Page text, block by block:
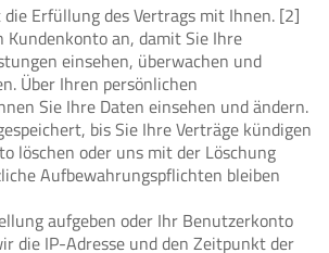
Erfüllung des Vertrags mit Ihnen. [2]
Kundenkonto an, damit Sie Ihre
einsehen, überwachen und
Über Ihren persönlichen
Sie Ihre Daten einsehen und ändern.
bis Sie Ihre Verträge kündigen
löschen oder uns mit der Löschung
Aufbewahrungspflichten bleiben
aufgeben oder Ihr Benutzerkonto
die IP-Adresse und den Zeitpunkt der